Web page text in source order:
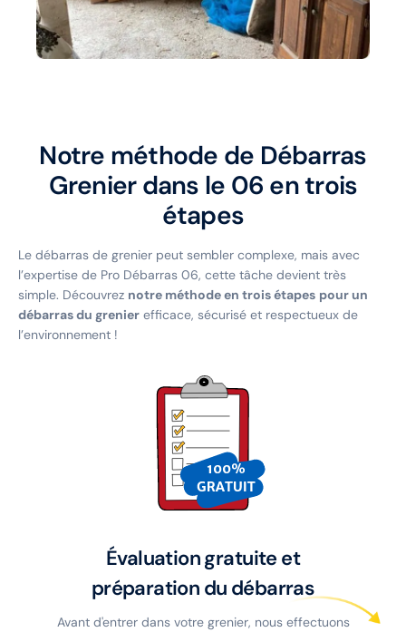
Notre méthode de Débarras
Grenier dans le 06 en trois
étapes
Le débarras de grenier peut sembler complexe, mais avec
l’expertise de Pro Débarras 06, cette tâche devient très
simple. Découvrez notre méthode en trois étapes pour un
débarras du grenier efficace, sécurisé et respectueux de
l’environnement !
Évaluation gratuite et
préparation du débarras
Avant d'entrer dans votre grenier, nous effectuons